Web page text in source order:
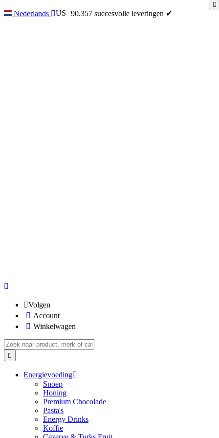
Nederlands US 90.357 succesvolle leveringen ✔
Volgen
Account
Winkelwagen
Energievoeding
Snoep
Honing
Premium Chocolade
Pasta's
Energy Drinks
Koffie